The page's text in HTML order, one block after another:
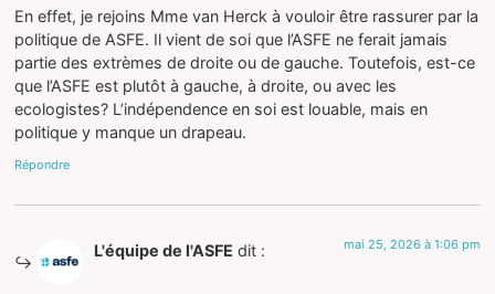
En effet, je rejoins Mme van Herck à vouloir être rassurer par la
politique de ASFE. Il vient de soi que l’ASFE ne ferait jamais
partie des extrèmes de droite ou de gauche. Toutefois, est-ce
que l’ASFE est plutôt à gauche, à droite, ou avec les
ecologistes? L’indépendence en soi est louable, mais en
politique y manque un drapeau.
Répondre
L'équipe de l'ASFE dit : mai 25, 2026 à 1:06 pm